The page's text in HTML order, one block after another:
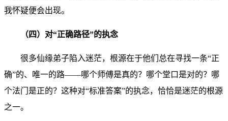
我怀疑便会出现。
（四）对“正确路径”的执念
很多仙缘弟子陷入迷茫，根源在于他们总在寻找一条“正
确”的、唯一的路——哪个师傅是真的？哪个堂口是对的？哪
个法门是正的？这种对“标准答案”的执念，恰恰是迷茫的根源
之一。